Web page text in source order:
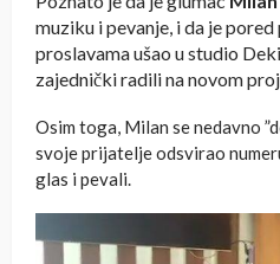
muziku i pevanje, i da je pored
proslavama ušao u studio
zajednički radili na novom
Osim toga, Milan se nedavno
svoje prijatelje odsvirao
glas i pevali.